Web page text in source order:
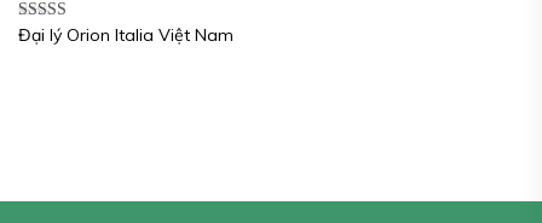
Được xếp
Đại lý Orion Italia Việt Nam